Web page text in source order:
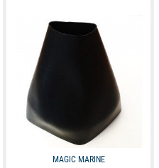
MAGIC MARINE